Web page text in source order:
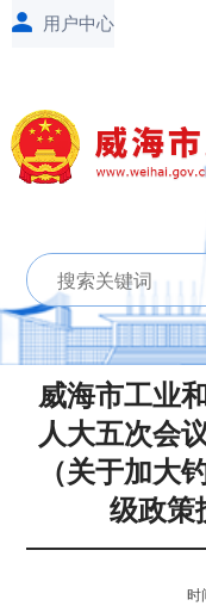
威海市工业
人大五次会
（关于加大
级政策
时